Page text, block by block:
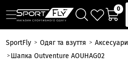
0
SportFly Одяг та взуття Аксесуари
Шапка Outventure AOUHAG02